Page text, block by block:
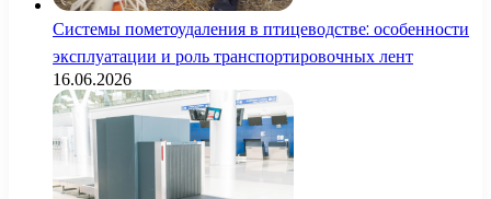
Системы пометоудаления в птицеводстве: особенности
эксплуатации и роль транспортировочных лент
16.06.2026